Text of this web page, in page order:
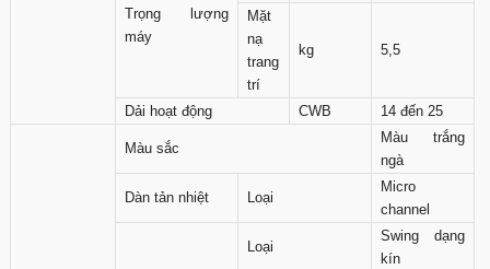
Trọng lượng
máy
Mặt
nạ
trang
trí
kg 5,5
Dải hoạt động CWB 14 đến 25
Màu sắc
Màu trắng
ngà
Dàn tản nhiệt Loại
Micro
channel
Loại
Swing dạng
kín